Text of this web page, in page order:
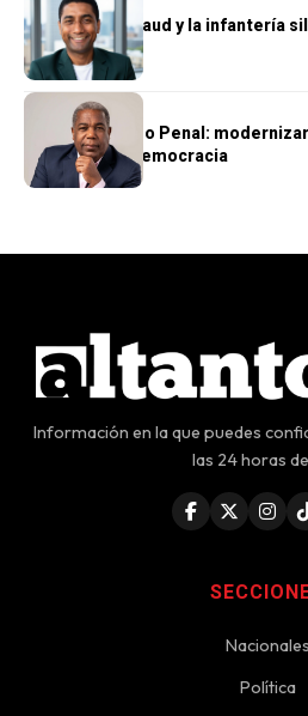
Wellington Arnaud y la infantería
OPINIÓN
El nuevo Código Penal:
fortalecer la democracia
Información en la que puedes
las 24 horas
Nacionales
Política